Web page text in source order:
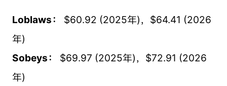
Loblaws： $60.92 (2025年)，$64.41 (2026
年)
Sobeys：
$69.97 (2025年)，$72.91 (2026
年)